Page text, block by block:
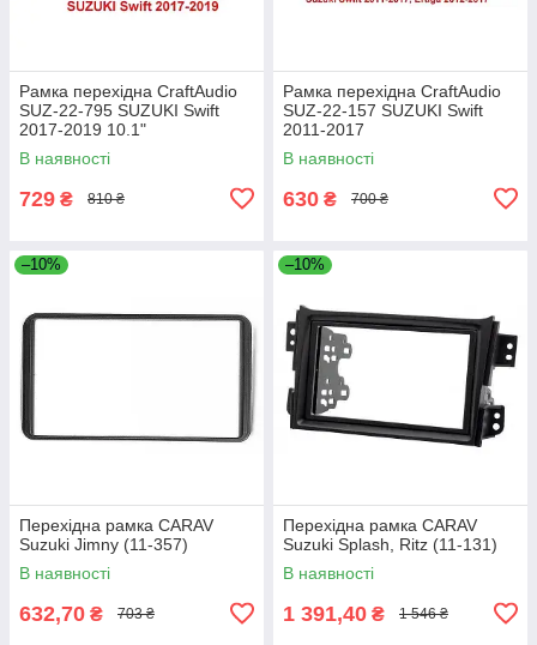
Рамка перехідна CraftAudio
SUZ-22-795 SUZUKI Swift
2017-2019 10.1"
В наявності
729 ₴ 810 ₴
Рамка перехідна CraftAudio
SUZ-22-157 SUZUKI Swift
2011-2017
В наявності
630 ₴ 700 ₴
–10%
Перехідна рамка CARAV
Suzuki Jimny (11-357)
В наявності
632,70 ₴ 703 ₴
–10%
Перехідна рамка CARAV
Suzuki Splash, Ritz (11-131)
В наявності
1 391,40 ₴ 1 546 ₴